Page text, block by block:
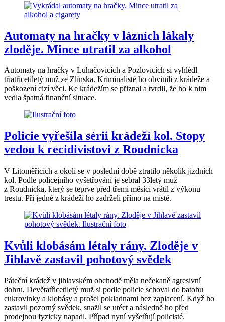
Automaty na hračky v lázních lákaly
zloděje. Mince utratil za alkohol
Automaty na hračky v Luhačovicích a Pozlovicích si vyhlédl
třiatřicetiletý muž ze Zlínska. Kriminalisté ho obvinili z krádeže a
poškození cizí věci. Ke krádežím se přiznal a tvrdil, že ho k nim
vedla špatná finanční situace.
Policie vyřešila sérii krádeží kol. Stopy
vedou k recidivistovi z Roudnicka
V Litoměřicích a okolí se v poslední době ztratilo několik jízdních
kol. Podle policejního vyšetřování je sebral 33letý muž
z Roudnicka, který se teprve před třemi měsíci vrátil z výkonu
trestu. Při jedné z krádeží ho zadrželi přímo na místě.
Kvůli klobásám létaly rány. Zloděje v
Jihlavě zastavil pohotový svědek
Páteční krádež v jihlavském obchodě měla nečekaně agresivní
dohru. Devětatřicetiletý muž si podle policie schoval do batohu
cukrovinky a klobásy a prošel pokladnami bez zaplacení. Když ho
zastavil pozorný svědek, snažil se utéct a následně ho před
prodejnou fyzicky napadl. Případ nyní vyšetřují policisté.